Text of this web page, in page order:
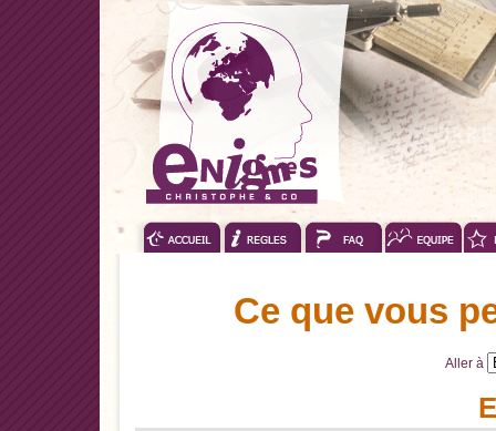
Ce que vous
Aller à